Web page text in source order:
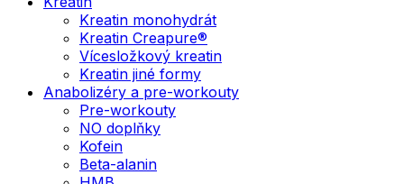
Kreatin monohydrát
Kreatin Creapure®
Vícesložkový kreatin
Kreatin jiné formy
Anabolizéry a pre-workouty
Pre-workouty
NO doplňky
Kofein
Beta-alanin